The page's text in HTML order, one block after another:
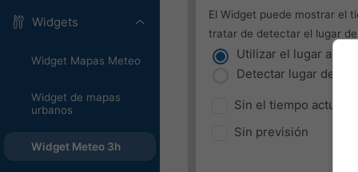
Widgets
Widget Mapas Meteo
Widget de mapas
urbanos
Widget Meteo 3h
El Widget puede mostrar el
tratar de detectar el lugar
Utilizar el lugar actual
Detectar lugar del
Sin el tiempo actual
Sin previsión